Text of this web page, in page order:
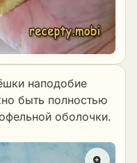
наподобие
быть полностью
оболочки.